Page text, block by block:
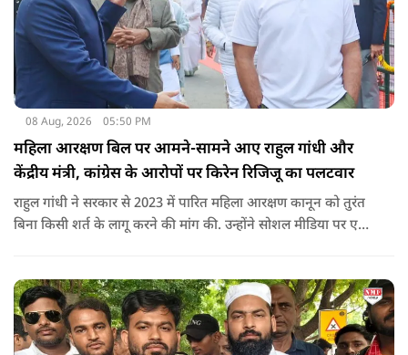
08 Aug, 2026 05:50 PM
महिला आरक्षण बिल पर आमने-सामने आए राहुल गांधी और
केंद्रीय मंत्री, कांग्रेस के आरोपों पर किरेन रिजिजू का पलटवार
राहुल गांधी ने सरकार से 2023 में पारित महिला आरक्षण कानून को तुरंत
बिना किसी शर्त के लागू करने की मांग की. उन्होंने सोशल मीडिया पर एक